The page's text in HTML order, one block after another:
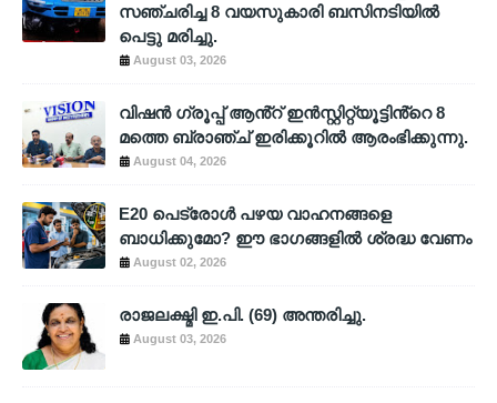
സഞ്ചരിച്ച 8 വയസുകാരി ബസിനടിയിൽ
പെട്ടു മരിച്ചു.
August 03, 2026
വിഷൻ ഗ്രൂപ്പ് ആൻ്റ് ഇൻസ്റ്റിറ്റ്യൂട്ടിൻ്റെ 8
മത്തെ ബ്രാഞ്ച് ഇരിക്കൂറിൽ ആരംഭിക്കുന്നു.
August 04, 2026
E20 പെട്രോൾ പഴയ വാഹനങ്ങളെ
ബാധിക്കുമോ? ഈ ഭാഗങ്ങളിൽ ശ്രദ്ധ വേണം
August 02, 2026
രാജലക്ഷ്മി ഇ.പി. (69) അന്തരിച്ചു.
August 03, 2026